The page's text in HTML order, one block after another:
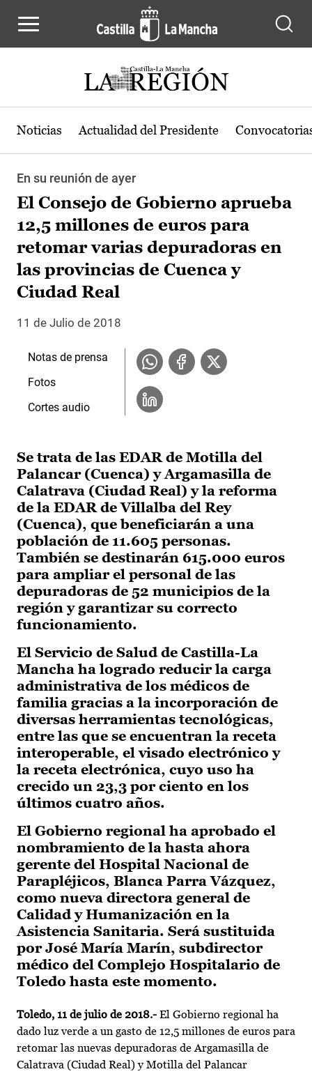
Noticias Actualidad del Presidente
En su reunión de ayer
El Consejo de Gobierno aprueba
12,5 millones de euros para
retomar varias depuradoras en
las provincias de Cuenca y
Ciudad Real
11 de Julio de 2018
Se trata de las EDAR de Motilla del
Palancar (Cuenca) y Argamasilla de
Calatrava (Ciudad Real) y la reforma
de la EDAR de Villalba del Rey
(Cuenca), que beneficiarán a una
población de 11.605 personas.
También se destinarán 615.000 euros
para ampliar el personal de las
depuradoras de 52 municipios de la
región y garantizar su correcto
funcionamiento.
El Servicio de Salud de Castilla-La
Mancha ha logrado reducir la carga
administrativa de los médicos de
familia gracias a la incorporación de
diversas herramientas tecnológicas,
entre las que se encuentran la receta
interoperable, el visado electrónico y
la receta electrónica, cuyo uso ha
crecido un 23,3 por ciento en los
últimos cuatro años.
El Gobierno regional ha aprobado el
nombramiento de la hasta ahora
gerente del Hospital Nacional de
Parapléjicos, Blanca Parra Vázquez,
como nueva directora general de
Calidad y Humanización en la
Asistencia Sanitaria. Será sustituida
por José María Marín, subdirector
médico del Complejo Hospitalario de
Toledo hasta este momento.
Toledo, 11 de julio de 2018.- El Gobierno regional ha
dado luz verde a un gasto de 12,5 millones de euros para
retomar las nuevas depuradoras de Argamasilla de
Calatrava (Ciudad Real) y Motilla del Palancar
Notas de prensa
Fotos
Cortes audio